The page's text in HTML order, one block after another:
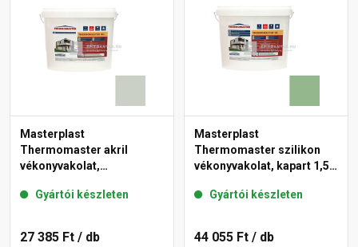
Masterplast
Thermomaster akril
vékonyvakolat,
43-E 25 kg
Gyártói készleten
27 385 Ft / db
Masterplast
Thermomaster szilikon
vékonyvakolat, kapart 1,5
Gyártói készleten
44 055 Ft / db